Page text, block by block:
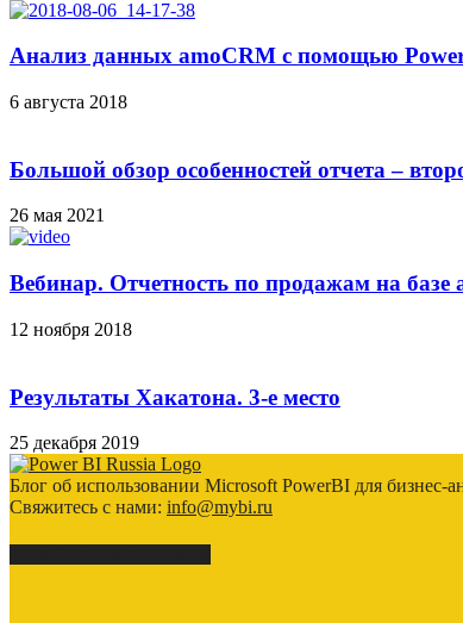
Анализ данных amoCRM с помощью
6 августа 2018
Большой обзор особенностей отчета –
26 мая 2021
Вебинар. Отчетность по продажам на базе
12 ноября 2018
Результаты Хакатона. 3-е место
25 декабря 2019
Блог об использовании Microsoft PowerBI для
Свяжитесь с нами: info@mybi.ru